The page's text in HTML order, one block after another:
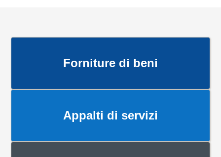
Forniture di beni
Appalti di servizi